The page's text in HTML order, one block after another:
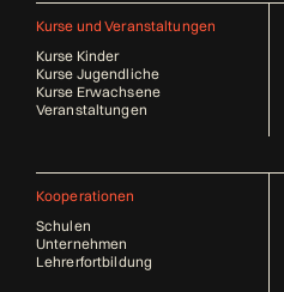
Kurse und Veranstaltungen
Kurse Kinder
Kurse Jugendliche
Kurse Erwachsene
Veranstaltungen
Kooperationen
Schulen
Unternehmen
Lehrerfortbildung